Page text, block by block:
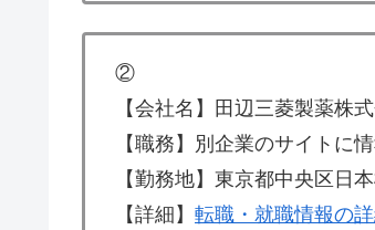
②
【会社名】田辺三菱製薬株
【職務】別企業のサイトに
【勤務地】東京都中央区日
【詳細】 転職・就職情報の